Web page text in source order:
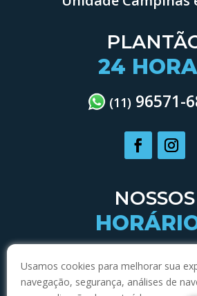
24
(11) 96571-
NOSSOS
7:30H ÀS
QUINTAS E
Usamos cookies para melhorar sua
navegação, segurança, análises de